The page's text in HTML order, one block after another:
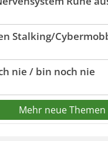
Stalking/
nie / bin noch nie
Mehr neue Themen